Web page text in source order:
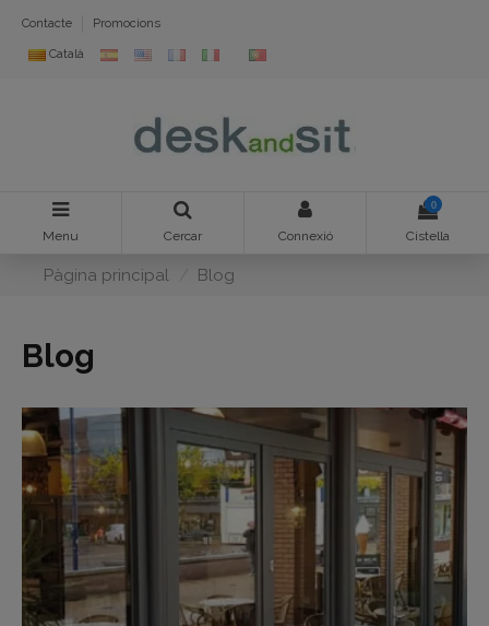
Contacte Promocions
Català
Menu Cercar Connexió
0
Cistella
Pàgina principal Blog
Blog